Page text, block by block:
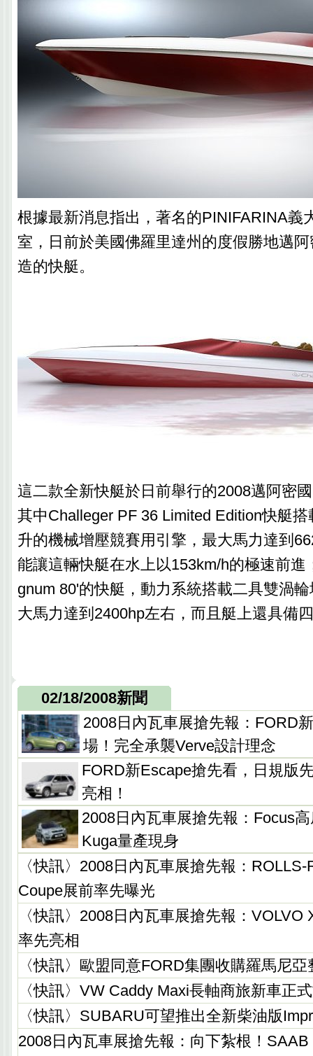
根據最新消息指出，著名的PINIFARINA義
室，日前於美國佛羅里達州的度假勝地邁
造的快艇。
這二款全新快艇於日前舉行的2008邁阿密
其中Challeger PF 36 Limited Edition快艇
升的機械增壓競賽用引擎，最大馬力達到
能讓這輛快艇在水上以153km/h的極速前進
gnum 80'的快艇，動力系統搭載二具雙渦
大馬力達到2400hp左右，而且艇上還具備
02/18/2008新聞
2008日內瓦車展搶先報：FORD
場！完全承襲Verve設計理念
FORD新Escape搶先看，日規版
亮相！
2008日內瓦車展搶先報：Focus
Kuga量產現身
〈快訊〉2008日內瓦車展搶先報：
Coupe展前率先曝光
〈快訊〉2008日內瓦車展搶先報：VOLVO
率先亮相
〈快訊〉歐盟同意FORD集團收購羅馬尼亞
〈快訊〉VW Caddy Maxi長軸商旅新車正
〈快訊〉SUBARU可望推出全新柴油版
2008日內瓦車展搶先報：向下紮根！